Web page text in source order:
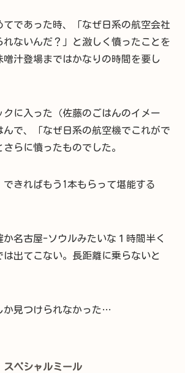
てであった時、「なぜ日系の航空会社
れないんだ？」と激しく憤ったことを
噌汁登場まではかなりの時間を要し
クに入った（佐藤のごはんのイメー
んで、「なぜ日系の航空機でこれがで
らに憤ったものでした。
できればもう1本もらって堪能する
か名古屋-ソウルみたいな１時間半く
は出てこない。長距離に乗らないと
か見つけられなかった…
ペシャルミール